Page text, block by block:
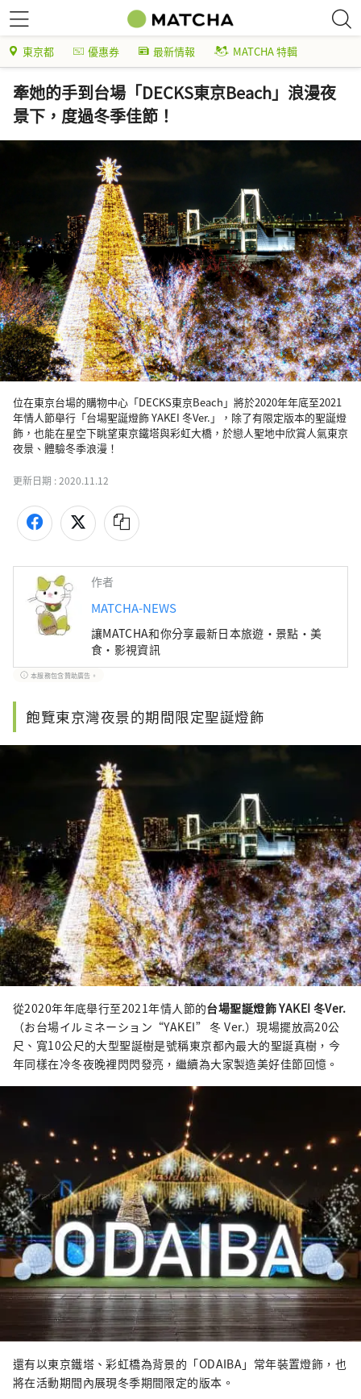
東京都 優惠券 最新情報 MATCHA 特輯
牽她的手到台場「DECKS東京Beach」浪漫夜
景下，度過冬季佳節！
位在東京台場的購物中心「DECKS東京Beach」將於2020年年底至2021
年情人節舉行「台場聖誕燈飾 YAKEI 冬Ver.」，除了有限定版本的聖誕燈
飾，也能在星空下眺望東京鐵塔與彩虹大橋，於戀人聖地中欣賞人氣東京
夜景、體驗冬季浪漫！
更新日期 :2020.11.12
作者
MATCHA-NEWS
讓MATCHA和你分享最新日本旅遊・景點・美
食・影視資訊
本服務包含贊助廣告。
飽覽東京灣夜景的期間限定聖誕燈飾
從2020年年底舉行至2021年情人節的台場聖誕燈飾 YAKEI 冬Ver.
（お台場イルミネーション“YAKEI” 冬 Ver.）現場擺放高20公
尺、寬10公尺的大型聖誕樹是號稱東京都內最大的聖誕真樹，今
年同樣在冷冬夜晚裡閃閃發亮，繼續為大家製造美好佳節回憶。
還有以東京鐵塔、彩虹橋為背景的「ODAIBA」常年裝置燈飾，也
將在活動期間內展現冬季期間限定的版本。